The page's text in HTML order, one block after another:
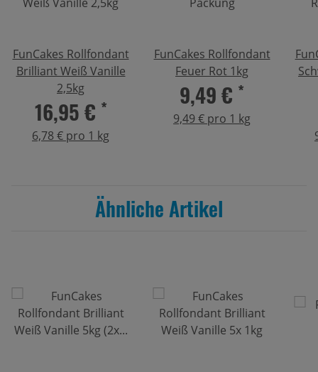
FunCakes Rollfondant
Brilliant Weiß Vanille
2,5kg
16,95 € *
6,78 € pro 1 kg
FunCakes Rollfondant
Feuer Rot 1kg
9,49 € *
9,49 € pro 1 kg
Ähnliche Artikel